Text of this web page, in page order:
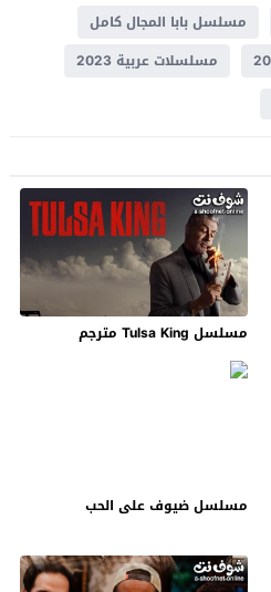
مسلسل بابا المجال كامل
مسلسلات عربية 2023
مسلسل Tulsa King مترجم
مسلسل ضيوف على الحب